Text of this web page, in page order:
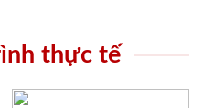
thực tế